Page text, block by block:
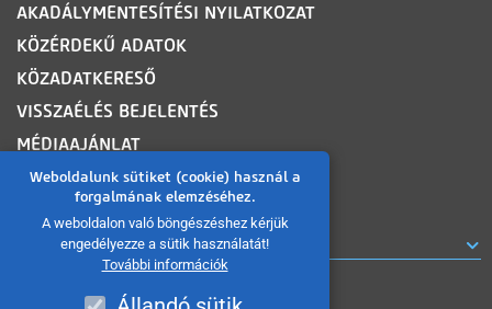
Weboldalunk sütiket (cookie) használ a
forgalmának elemzéséhez.
A weboldalon való böngészéshez kérjük
engedélyezze a sütik használatát!
További információk
AKADÁLYMENTESÍTÉSI NYILATKOZAT
KÖZÉRDEKŰ ADATOK
KÖZADATKERESŐ
VISSZAÉLÉS BEJELENTÉS
MÉDIAAJÁNLAT
OLDALTÉRKÉP
ROVATOK